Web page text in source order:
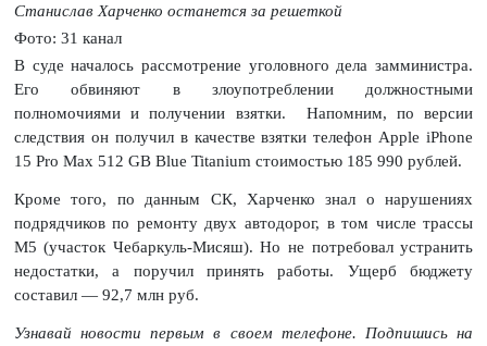
Станислав Харченко останется за решеткой
Фото: 31 канал
В суде началось рассмотрение уголовного дела замминистра.
Его обвиняют в злоупотреблении должностными
полномочиями и получении взятки.
Напомним, по версии
следствия он получил в качестве взятки телефон Apple iPhone
15 Pro Max 512 GB Blue Titanium стоимостью 185 990 рублей.
Кроме того, по данным СК, Харченко знал о нарушениях
подрядчиков по ремонту двух автодорог, в том числе трассы
М5 (участок Чебаркуль-Мисяш). Но не потребовал устранить
недостатки, а поручил принять работы. Ущерб бюджету
составил — 92,7 млн руб.
Узнавай новости первым в своем телефоне. Подпишись на